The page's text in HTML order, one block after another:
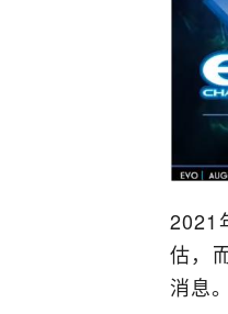
2021
估，
消息。